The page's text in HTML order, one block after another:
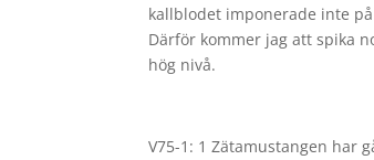
kallblodet imponerade inte
Därför kommer jag att spika
hög nivå.
V75-1: 1 Zätamustangen har